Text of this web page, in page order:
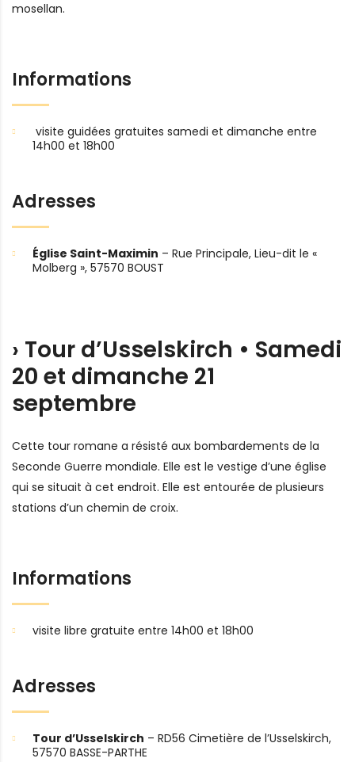
mosellan.
Informations
visite guidées gratuites samedi et dimanche entre
14h00 et 18h00
Adresses
Église Saint-Maximin – Rue Principale, Lieu-dit le «
Molberg », 57570 BOUST
› Tour d’Usselskirch • Samedi
20 et dimanche 21
septembre
Cette tour romane a résisté aux bombardements de la
Seconde Guerre mondiale. Elle est le vestige d’une église
qui se situait à cet endroit. Elle est entourée de plusieurs
stations d’un chemin de croix.
Informations
visite libre gratuite entre 14h00 et 18h00
Adresses
Tour d’Usselskirch – RD56 Cimetière de l’Usselskirch,
57570 BASSE-PARTHE